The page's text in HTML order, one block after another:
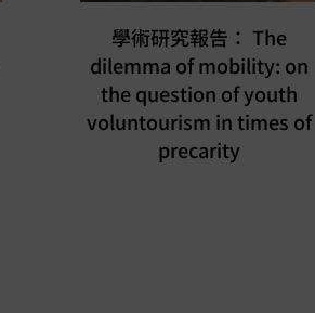
學術研究報告： The
dilemma of mobility: on
the question of youth
voluntourism in times of
precarity